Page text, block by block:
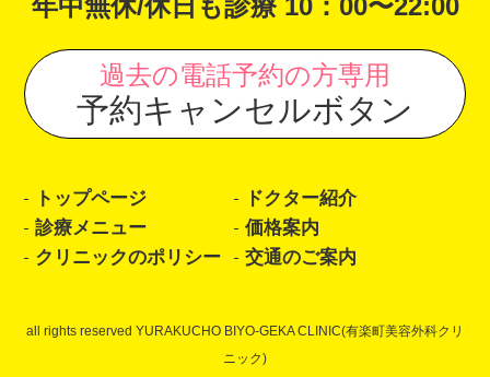
年中無休/休日も診療 10：00〜22:00
過去の電話予約の方専用
予約キャンセルボタン
トップページ
ドクター紹介
診療メニュー
価格案内
クリニックのポリシー
交通のご案内
all rights reserved YURAKUCHO BIYO-GEKA CLINIC(有楽町美容外科クリ
ニック)